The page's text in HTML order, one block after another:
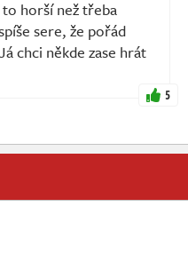
horší než třeba
sere, že pořád
chci někde zase hrát
5